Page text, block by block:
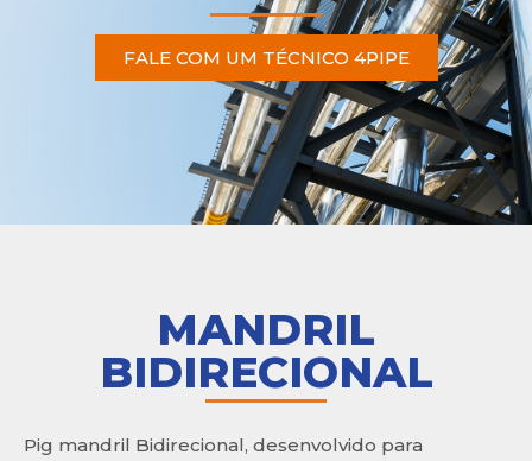
FALE COM UM TÉCNICO 4PIPE
MANDRIL
BIDIRECIONAL
Pig mandril Bidirecional, desenvolvido para